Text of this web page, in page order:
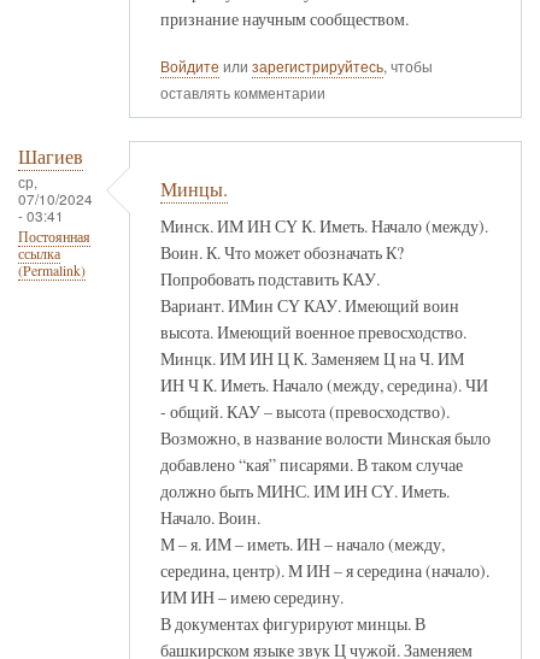
признание научным сообществом.
Войдите или зарегистрируйтесь, чтобы
оставлять комментарии
Шагиев
ср,
07/10/2024
- 03:41
Постоянная
ссылка
(Permalink)
Минцы.
Минск. ИМ ИН СҮ К. Иметь. Начало (между).
Воин. К. Что может обозначать К?
Попробовать подставить КАУ.
Вариант. ИМин СҮ КАУ. Имеющий воин
высота. Имеющий военное превосходство.
Минцк. ИМ ИН Ц К. Заменяем Ц на Ч. ИМ
ИН Ч К. Иметь. Начало (между, середина). ЧИ
- общий. КАУ – высота (превосходство).
Возможно, в название волости Минская было
добавлено “кая” писарями. В таком случае
должно быть МИНС. ИМ ИН СҮ. Иметь.
Начало. Воин.
М – я. ИМ – иметь. ИН – начало (между,
середина, центр). М ИН – я середина (начало).
ИМ ИН – имею середину.
В документах фигурируют минцы. В
башкирском языке звук Ц чужой. Заменяем